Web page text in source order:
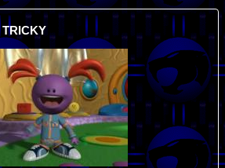
TRICKY